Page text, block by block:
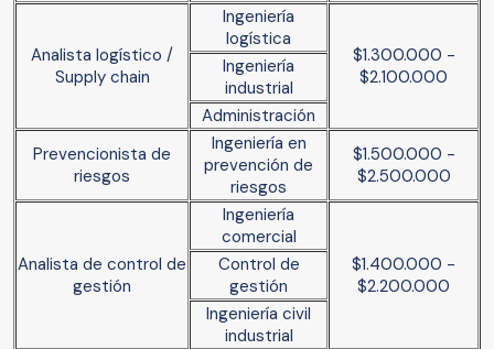
Analista logístico /
Supply chain
Ingeniería
logística
$1.300.000 -
$2.100.000
Ingeniería
industrial
Administración
Prevencionista de
riesgos
Ingeniería en
prevención de
riesgos
$1.500.000 -
$2.500.000
Analista de control de
gestión
Ingeniería
comercial
$1.400.000 -
$2.200.000
Control de
gestión
Ingeniería civil
industrial